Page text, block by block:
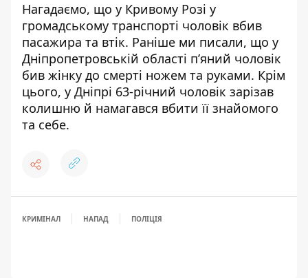
Нагадаємо, що у Кривому Розі у
громадському транспорті чоловік вбив
пасажира та втік. Раніше ми писали, що у
Дніпропетровській області п’яний чоловік
бив жінку до смерті ножем та руками. Крім
цього, у Дніпрі 63-річний чоловік зарізав
колишню й намагався вбити її знайомого
та себе.
КРИМІНАЛ НАПАД ПОЛІЦІЯ